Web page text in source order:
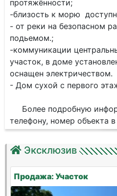
протяжённости;
-близость к морю
- от реки на безопасном
подьемом.;
-коммуникации
участок, в доме
оснащен электричеством.
- Дом сухой с первого
Более подробную
телефону, номер объекта в
Эксклюзив
Продажа: Участок